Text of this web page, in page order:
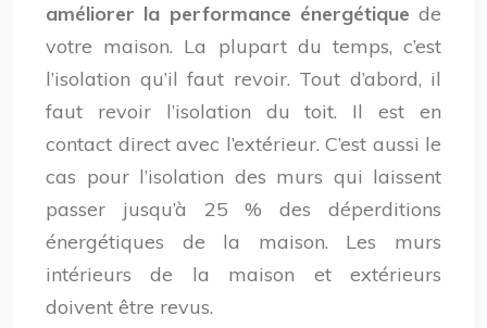
améliorer la performance énergétique de
votre maison. La plupart du temps, c’est
l’isolation qu’il faut revoir. Tout d’abord, il
faut revoir l’isolation du toit. Il est en
contact direct avec l’extérieur. C’est aussi le
cas pour l’isolation des murs qui laissent
passer jusqu’à 25 % des déperditions
énergétiques de la maison. Les murs
intérieurs de la maison et extérieurs
doivent être revus.